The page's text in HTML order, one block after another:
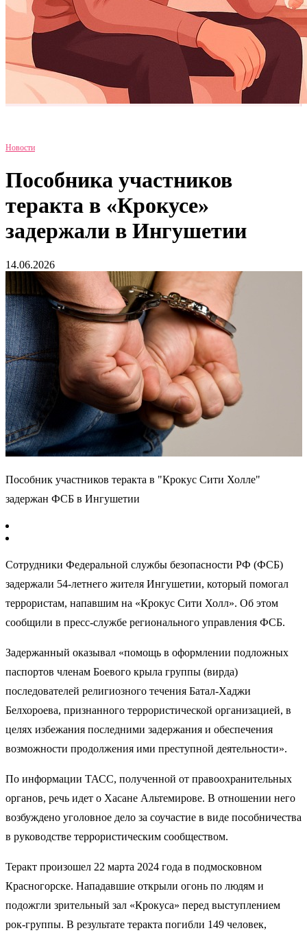
Новости
Пособника участников
теракта в «Крокусе»
задержали в Ингушетии
14.06.2026
Пособник участников теракта в "Крокус Сити Холле"
задержан ФСБ в Ингушетии
Сотрудники Федеральной службы безопасности РФ (ФСБ)
задержали 54-летнего жителя Ингушетии, который помогал
террористам, напавшим на «Крокус Сити Холл». Об этом
сообщили в пресс-службе регионального управления ФСБ.
Задержанный оказывал «помощь в оформлении подложных
паспортов членам Боевого крыла группы (вирда)
последователей религиозного течения Батал-Хаджи
Белхороева, признанного террористической организацией, в
целях избежания последними задержания и обеспечения
возможности продолжения ими преступной деятельности».
По информации ТАСС, полученной от правоохранительных
органов, речь идет о Хасане Альтемирове. В отношении него
возбуждено уголовное дело за соучастие в виде пособничества
в руководстве террористическим сообществом.
Теракт произошел 22 марта 2024 года в подмосковном
Красногорске. Нападавшие открыли огонь по людям и
подожгли зрительный зал «Крокуса» перед выступлением
рок-группы. В результате теракта погибли 149 человек,